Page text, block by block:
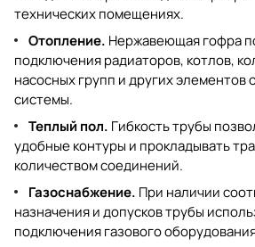
технических помещениях.
Отопление. Нержавеющая гофра
подключения радиаторов, котлов,
насосных групп и других элементов
системы.
Теплый пол. Гибкость трубы
удобные контуры и прокладывать
количеством соединений.
Газоснабжение. При наличии
назначения и допусков трубы
подключения газового